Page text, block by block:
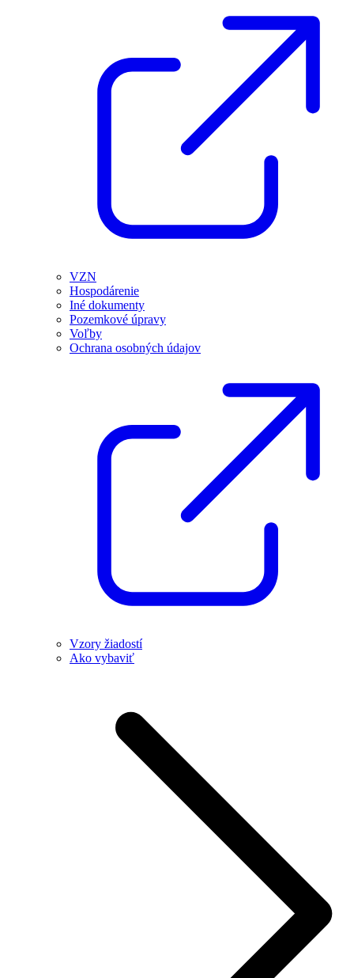
VZN
Hospodárenie
Iné dokumenty
Pozemkové úpravy
Voľby
Ochrana osobných údajov
Vzory žiadostí
Ako vybaviť